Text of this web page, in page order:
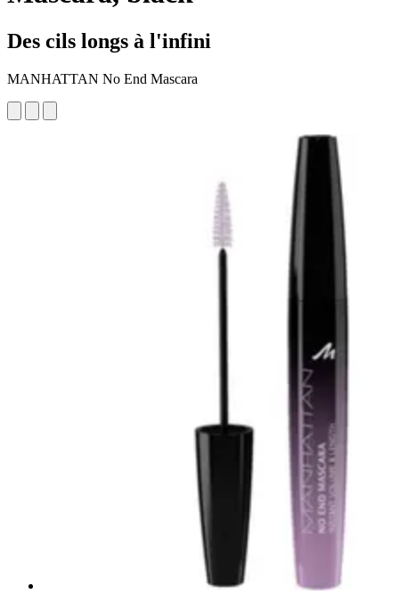
Des cils longs à l'infini
MANHATTAN No End Mascara